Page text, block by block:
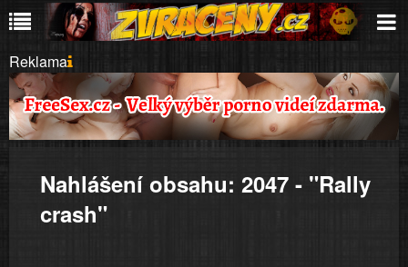
Reklama
Nahlášení obsahu: 2047 - "Rally
crash"